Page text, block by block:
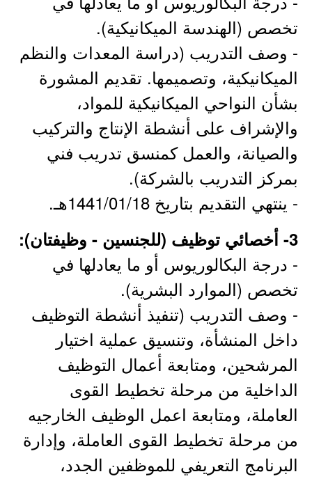
تخصص (الهندسة الميكانيكية).
- وصف التدريب (دراسة المعدات والنظم
الميكانيكية، وتصميمها. تقديم المشورة
بشأن النواحي الميكانيكية للمواد،
والإشراف على أنشطة الإنتاج والتركيب
والصيانة، والعمل كمنسق تدريب فني
بمركز التدريب بالشركة).
- ينتهي التقديم بتاريخ 1441/01/18هـ.
3- أخصائي توظيف (للجنسين - وظيفتان):
- درجة البكالوريوس أو ما يعادلها في
تخصص (الموارد البشرية).
- وصف التدريب (تنفيذ أنشطة التوظيف
داخل المنشأة، وتنسيق عملية اختيار
المرشحين، ومتابعة أعمال التوظيف
الداخلية من مرحلة تخطيط القوى
العاملة، ومتابعة اعمل الوظيف الخارجيه
من مرحلة تخطيط القوى العاملة، وإدارة
البرنامج التعريفي للموظفين الجدد،